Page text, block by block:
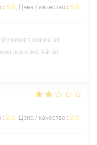
: 5/5 Цена / качество : 5/5
bonne et
c’est sûr et
: 2/5 Цена / качество : 2/5